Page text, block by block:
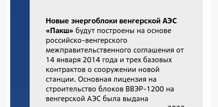
Новые энергоблоки венгерской АЭС
«Пакш» будут построены на основе
российско-венгерского
межправительственного соглашения от
14 января 2014 года и трех базовых
контрактов осооружении новой
станции. Основная лицензия на
строительство блоков ВВЭР-1200 на
венгерской АЭС была выдана